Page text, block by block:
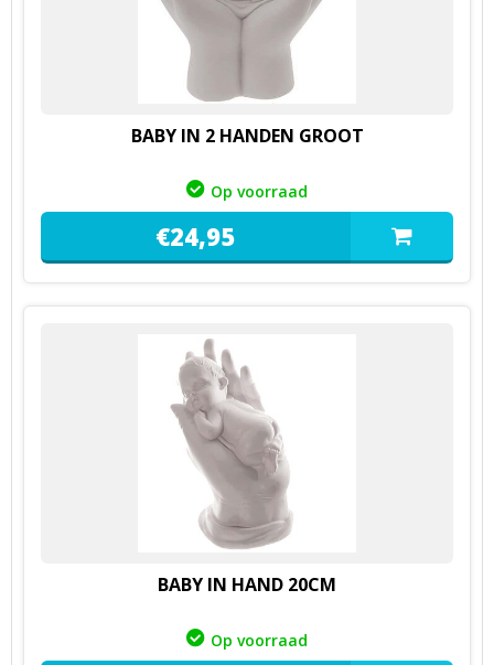
BABY IN 2 HANDEN GROOT
Op voorraad
€24,95
BABY IN HAND 20CM
Op voorraad